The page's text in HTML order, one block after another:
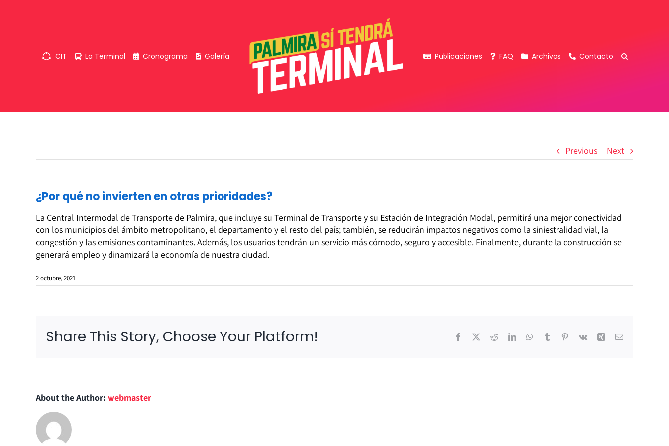
CIT La Terminal Cronograma Galería Publicaciones FAQ Archivos Contacto
Previous Next
¿Por qué no invierten en otras prioridades?
La Central Intermodal de Transporte de Palmira, que incluye su Terminal de Transporte y su Estación de Integración Modal, permitirá una mejor conectividad
con los municipios del ámbito metropolitano, el departamento y el resto del país; también, se reducirán impactos negativos como la siniestralidad vial, la
congestión y las emisiones contaminantes. Además, los usuarios tendrán un servicio más cómodo, seguro y accesible. Finalmente, durante la construcción se
generará empleo y dinamizará la economía de nuestra ciudad.
2 octubre, 2021
Share This Story, Choose Your Platform! Facebook RedditLinkedInWhatsApp
Tumblr Pinterest
Vk Xing Email
About the Author: webmaster